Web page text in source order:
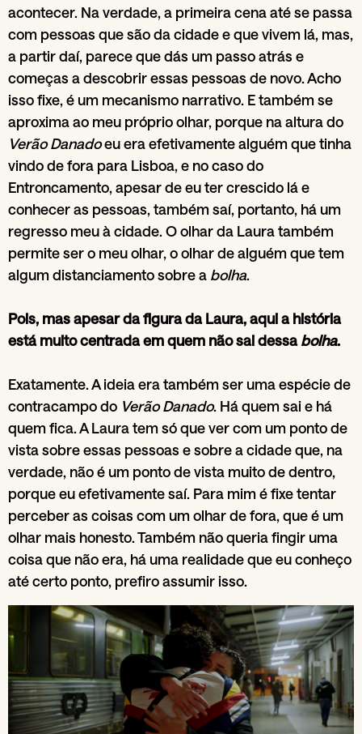
acontecer. Na verdade, a primeira cena até se passa
com pessoas que são da cidade e que vivem lá, mas,
a partir daí, parece que dás um passo atrás e
começas a descobrir essas pessoas de novo. Acho
isso fixe, é um mecanismo narrativo. E também se
aproxima ao meu próprio olhar, porque na altura do
Verão Danadoeu era efetivamente alguém que tinha
vindo de fora para Lisboa, e no caso do
Entroncamento, apesar de eu ter crescido lá e
conhecer as pessoas, também saí, portanto, há um
regresso meu à cidade. O olhar da Laura também
permite ser o meu olhar, o olhar de alguém que tem
algum distanciamento sobre a bolha.
Pois, mas apesar da figura da Laura, aqui a história
está muito centrada em quem não sai dessabolha.
Exatamente. A ideia era também ser uma espécie de
contracampo do Verão Danado. Há quem sai e há
quem fica. A Laura tem só que ver com um ponto de
vista sobre essas pessoas e sobre a cidade que, na
verdade, não é um ponto de vista muito de dentro,
porque eu efetivamente saí. Para mim é fixe tentar
perceber as coisas com um olhar de fora, que é um
olhar mais honesto. Também não queria fingir uma
coisa que não era, há uma realidade que eu conheço
até certo ponto, prefiro assumir isso.